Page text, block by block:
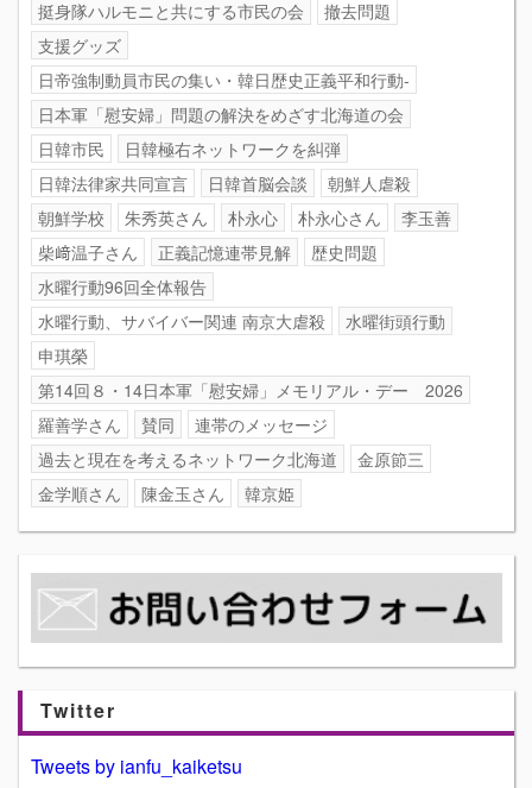
挺身隊ハルモニと共にする市民の会
撤去問題
支援グッズ
日帝強制動員市民の集い・韓日歴史正義平和行動-
日本軍「慰安婦」問題の解決をめざす北海道の会
日韓市民
日韓極右ネットワークを糾弾
日韓法律家共同宣言
日韓首脳会談
朝鮮人虐殺
朝鮮学校
朱秀英さん 朴永心 朴永心さん
李玉善
柴﨑温子さん
正義記憶連帯見解
歴史問題
水曜行動96回全体報告
水曜行動、サバイバー関連 南京大虐殺
水曜街頭行動
申琪榮
第14回８・14日本軍「慰安婦」メモリアル・デー 2026
羅善学さん
賛同
連帯のメッセージ
過去と現在を考えるネットワーク北海道
金原節三
金学順さん
陳金玉さん 韓京姫
Twitter
Tweets by ianfu_kaiketsu